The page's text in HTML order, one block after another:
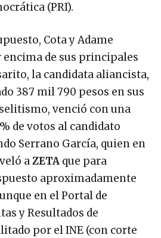
(PRI).
Cota y Adame
de sus principales
la candidata aliancista,
387 mil 790 pesos en sus
venció con una
de votos al candidato
Serrano García, quien en
aZETA que para
aproximadamente
en el Portal de
y Resultados de
por el INE (con corte